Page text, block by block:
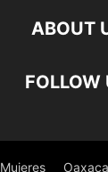
ABOUT
FOLLOW
Mujeres Oaxaca